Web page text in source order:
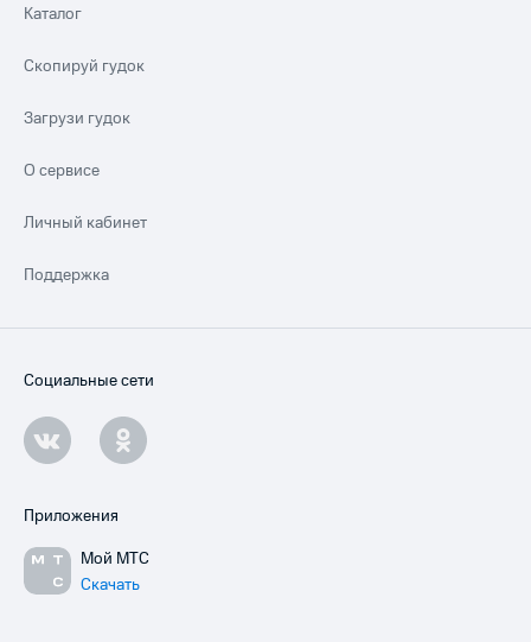
Каталог
Скопируй гудок
Загрузи гудок
О сервисе
Личный кабинет
Поддержка
Социальные сети
Приложения
Мой МТС
Скачать